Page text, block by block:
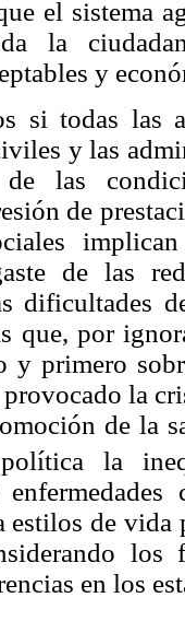
el sistema
la
y
si todas las
y las
de las
de
de las
dificultades
que, por
y primero
la
de la
la
estilos de
en los